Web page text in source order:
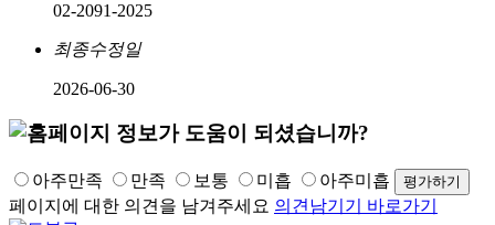
02-2091-2025
최종수정일
2026-06-30
아주만족 만족 보통 미흡
아주미흡
페이지에 대한 의견을 남겨주세요 의견남기기 바로가기